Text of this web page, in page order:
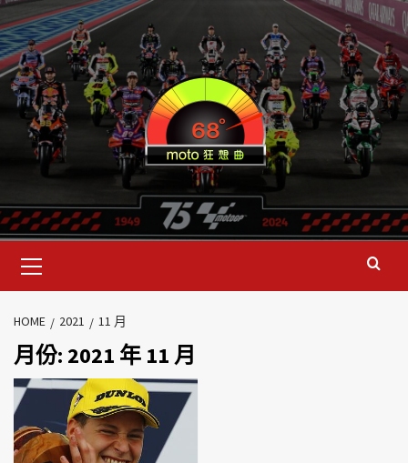
HOME 2021 11 月
月份: 2021 年 11 月